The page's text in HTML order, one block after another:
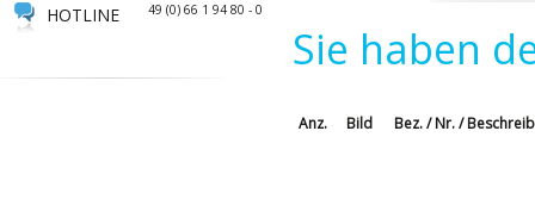
HOTLINE 49 (0) 66 1 94 80 - 0
Sie haben
Anz. Bild Bez. / Nr. /